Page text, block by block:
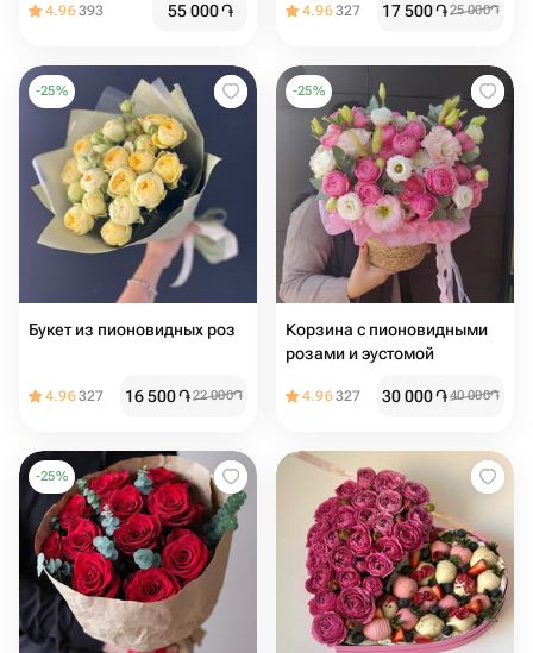
4.96393 55 000֏ 4.96327 17 500֏25 000֏
-25%
Букет из пионовидных роз
4.96327 16 500֏22 000֏
-25%
Корзина с пионовидными
розами и эустомой
4.96327 30 000֏40 000֏
-25%